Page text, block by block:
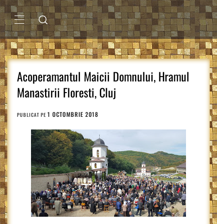
Sari
la
conținutMENIU
PRINCIPAL
Acoperamantul Maicii Domnului, Hramul
Manastirii Floresti, Cluj
PUBLICAT PE 1 OCTOMBRIE 2018